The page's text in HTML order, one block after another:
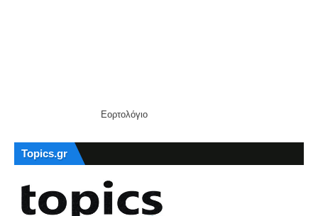
Εορτολόγιο
Topics.gr